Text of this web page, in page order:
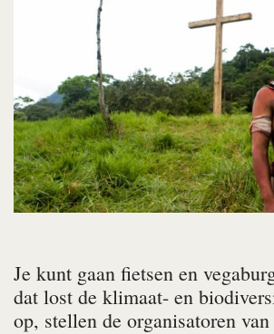
Je kunt gaan fietsen en
dat lost de klimaat- en
op, stellen de organisatoren